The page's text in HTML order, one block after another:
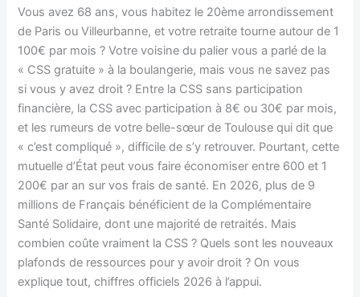
Vous avez 68 ans, vous habitez le 20ème arrondissement
de Paris ou Villeurbanne, et votre retraite tourne autour de 1
100€ par mois ? Votre voisine du palier vous a parlé de la
« CSS gratuite » à la boulangerie, mais vous ne savez pas
si vous y avez droit ? Entre la CSS sans participation
financière, la CSS avec participation à 8€ ou 30€ par mois,
et les rumeurs de votre belle-sœur de Toulouse qui dit que
« c’est compliqué », difficile de s’y retrouver. Pourtant, cette
mutuelle d’État peut vous faire économiser entre 600 et 1
200€ par an sur vos frais de santé. En 2026, plus de 9
millions de Français bénéficient de la Complémentaire
Santé Solidaire, dont une majorité de retraités. Mais
combien coûte vraiment la CSS ? Quels sont les nouveaux
plafonds de ressources pour y avoir droit ? On vous
explique tout, chiffres officiels 2026 à l’appui.